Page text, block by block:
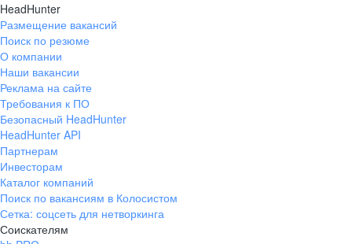
Екатеринбург
ул. Боевых Дружин, стр. 20,
+7 343 226-79-99
pr@ural.hh.ru
ул. Янковского, д. 169, 7 этаж,
706 каб.
+7 861 205-55-57
pr@krd.hh.ru
HeadHunter
Размещение вакансий
Поиск по резюме
О компании
Наши вакансии
Реклама на сайте
Требования к ПО
Безопасный HeadHunter
HeadHunter API
Партнерам
Инвесторам
Каталог компаний
Поиск по вакансиям в Колосистом
Сетка: соцсеть для нетворкинга
Соискателям